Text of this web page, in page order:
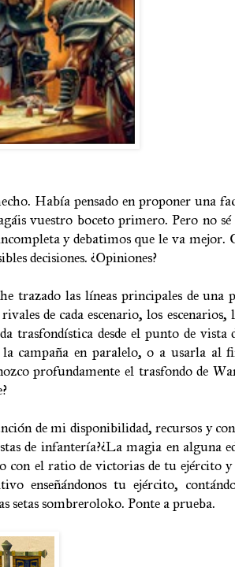
Había pensado en proponer una
vuestro boceto primero. Pero no
y debatimos que le va mejor.
decisiones. ¿Opiniones?
trazado las líneas principales de una
de cada escenario, los escenarios,
trasfondística desde el punto de vista
campaña en paralelo, o a usarla al
profundamente el trasfondo de
de mi disponibilidad, recursos y
de infantería?¿La magia en alguna
con el ratio de victorias de tu ejército
enseñándonos tu ejército,
setas sombreroloko. Ponte a prueba.